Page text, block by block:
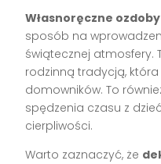
Własnoręczne
sposób na
świątecznej atmosfery.
rodzinną tradycją, która
domowników. To
spędzenia czasu z
cierpliwości.
Warto zaznaczyć, że